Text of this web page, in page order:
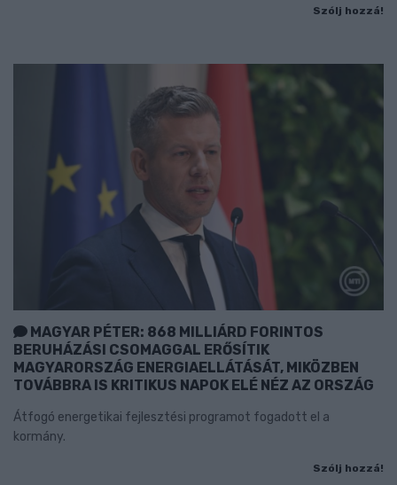
Szólj hozzá!
MAGYAR PÉTER: 868 MILLIÁRD FORINTOS
BERUHÁZÁSI CSOMAGGAL ERŐSÍTIK
MAGYARORSZÁG ENERGIAELLÁTÁSÁT, MIKÖZBEN
TOVÁBBRA IS KRITIKUS NAPOK ELÉ NÉZ AZ ORSZÁG
Átfogó energetikai fejlesztési programot fogadott el a
kormány.
Szólj hozzá!